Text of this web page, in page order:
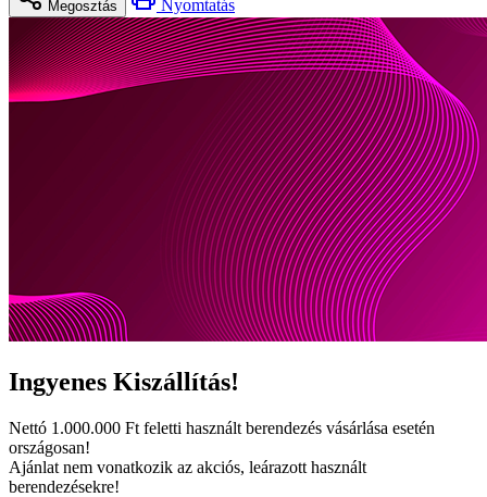
Megosztás Nyomtatás
Ingyenes Kiszállítás!
Nettó 1.000.000 Ft feletti használt berendezés vásárlása esetén
országosan!
Ajánlat nem vonatkozik az akciós, leárazott használt
berendezésekre!